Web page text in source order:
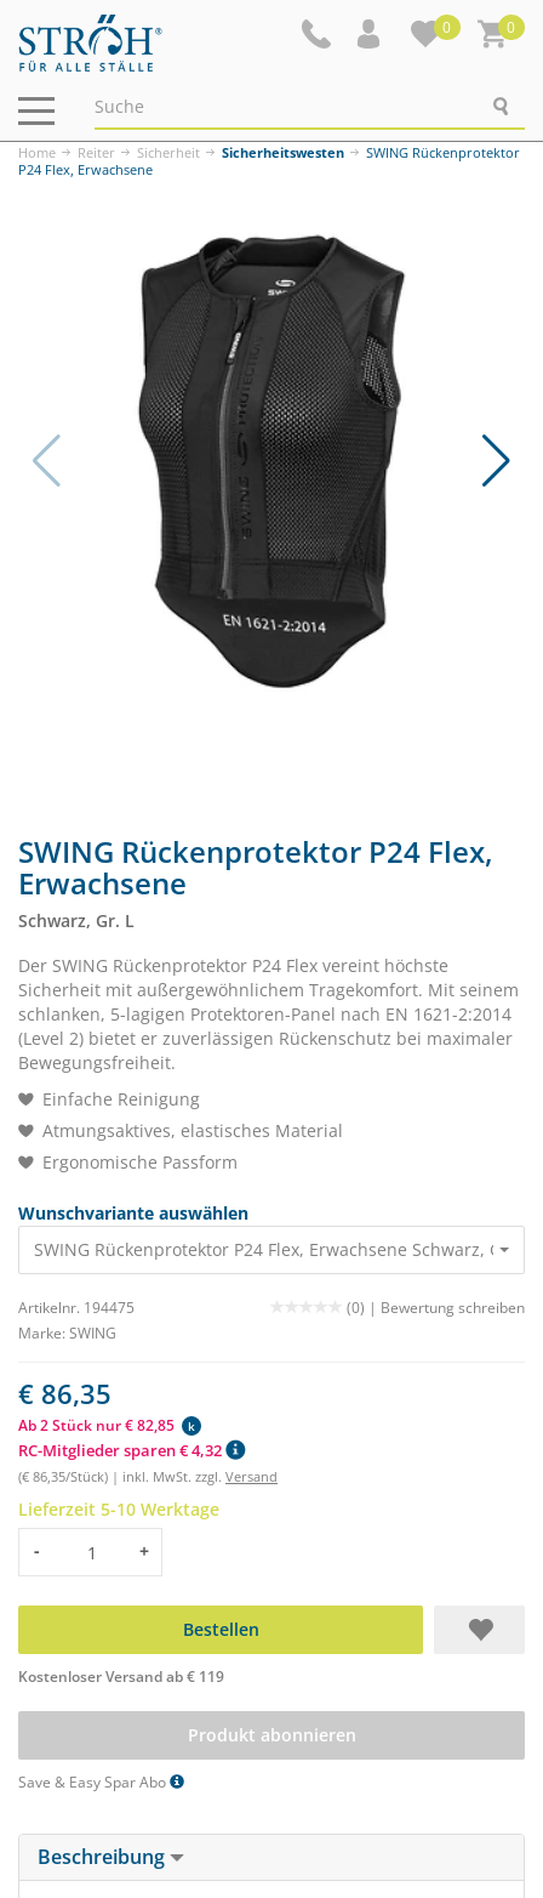
0 0
Navigation
ein-/ausblenden
Home Reiter Sicherheit Sicherheitswesten
SWING Rückenprotektor
P24 Flex, Erwachsene
SWING Rückenprotektor P24 Flex,
Erwachsene
Schwarz, Gr. L
Der SWING Rückenprotektor P24 Flex vereint höchste
Sicherheit mit außergewöhnlichem Tragekomfort. Mit seinem
schlanken, 5-lagigen Protektoren-Panel nach EN 1621-2:2014
(Level 2) bietet er zuverlässigen Rückenschutz bei maximaler
Bewegungsfreiheit.
Einfache Reinigung
Atmungsaktives, elastisches Material
Ergonomische Passform
Wunschvariante auswählen
SWING Rückenprotektor P24 Flex, Erwachsene Schwarz, Gr. L
Artikelnr. 194475 (0) | Bewertung schreiben
Marke: SWING
€ 86,35
Ab 2 Stück nur € 82,85 k
RC-Mitglieder sparen € 4,32
(€ 86,35/Stück) | inkl. MwSt. zzgl. Versand
Lieferzeit 5-10 Werktage
Menge
- +
Bestellen
Kostenloser Versand ab € 119
Produkt abonnieren
Save & Easy Spar Abo
Beschreibung